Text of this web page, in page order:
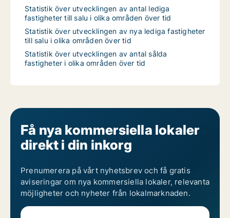
Statistik över utvecklingen av antal lediga
fastigheter till salu i olika områden över tid
Statistik över utvecklingen av nya lediga fastigheter
till salu i olika områden över tid
Statistik över utvecklingen av antal sålda
fastigheter i olika områden över tid
Få nya kommersiella lokaler
direkt i din inkorg
Prenumerera på vårt nyhetsbrev och få gratis
aviseringar om nya kommersiella lokaler, relevanta
möjligheter och nyheter från lokalmarknaden.